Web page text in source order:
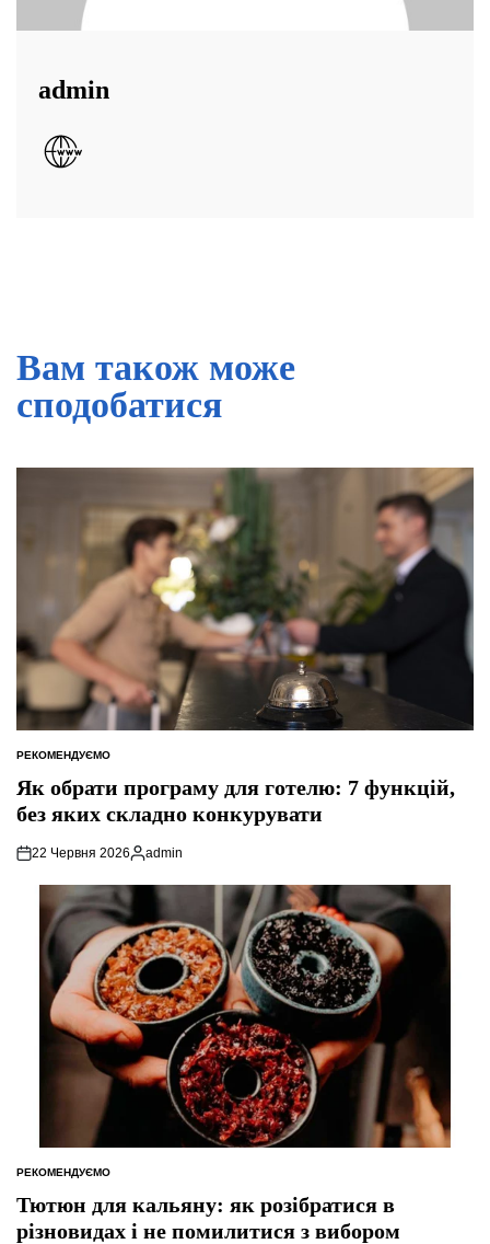
admin
Вам також може
сподобатися
ОПУБЛІКУВАТИ
РЕКОМЕНДУЄМО
Як обрати програму для готелю: 7 функцій,
без яких складно конкурувати
22 Червня 2026
Опубліковано
admin
ОПУБЛІКУВАТИ
РЕКОМЕНДУЄМО
Тютюн для кальяну: як розібратися в
різновидах і не помилитися з вибором